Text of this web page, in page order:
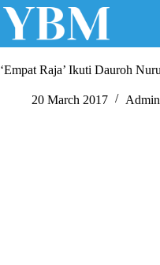
Skip
‘Empat Raja’ Ikuti Dauroh
20 March 2017 Admin